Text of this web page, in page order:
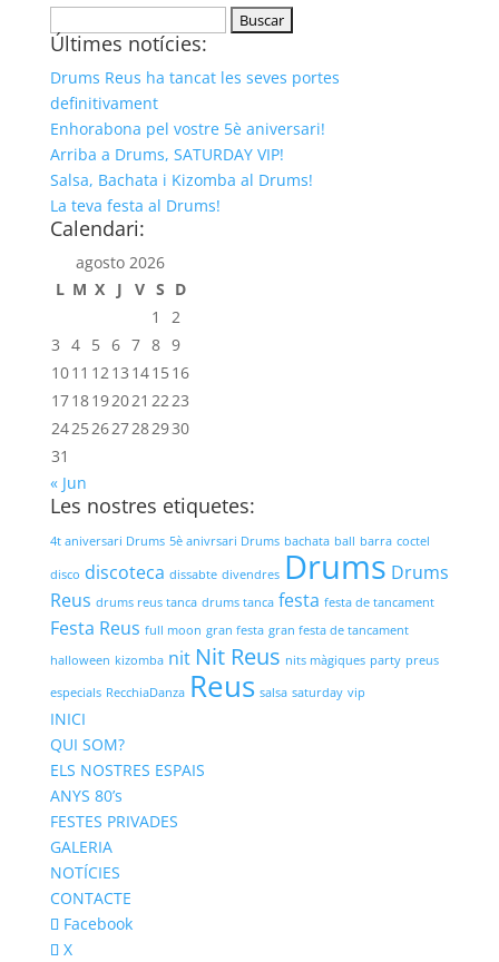
Últimes notícies:
Drums Reus ha tancat les seves portes
definitivament
Enhorabona pel vostre 5è aniversari!
Arriba a Drums, SATURDAY VIP!
Salsa, Bachata i Kizomba al Drums!
La teva festa al Drums!
Calendari:
agosto 2026
L M X J V S D
1
2
3 4 5 6 7 8 9
1011 1213 141516
1718192021 2223
24252627282930
31
« Jun
Les nostres etiquetes:
4t aniversari Drums 5è anivrsari Drums bachata ball barra coctel
disco discoteca dissabte divendres Drums Drums
Reus drums reus tanca drums tanca festa festa de tancament
Festa Reus full moon gran festa gran festa de tancament
halloween kizomba nit Nit Reus nits màgiques party preus
especials RecchiaDanza Reus salsa saturday vip
INICI
QUI SOM?
ELS NOSTRES ESPAIS
ANYS 80’s
FESTES PRIVADES
GALERIA
NOTÍCIES
CONTACTE
Facebook
X